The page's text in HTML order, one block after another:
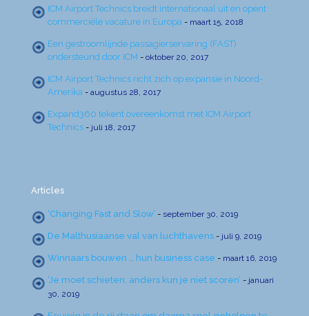
ICM Airport Technics breidt internationaal uit en opent
commerciële vacature in Europa - maart 15, 2018
Een gestroomlijnde passagierservaring (FAST)
ondersteund door ICM - oktober 20, 2017
ICM Airport Technics richt zich op expansie in Noord-
Amerika - augustus 28, 2017
Expand360 tekent overeenkomst met ICM Airport
Technics - juli 18, 2017
Articles
‘Changing Fast and Slow’ - september 30, 2019
De Malthusiaanse val van luchthavens - juli 9, 2019
Winnaars bouwen … hun business case - maart 16, 2019
‘Je moet schieten, anders kun je niet scoren’ - januari
30, 2019